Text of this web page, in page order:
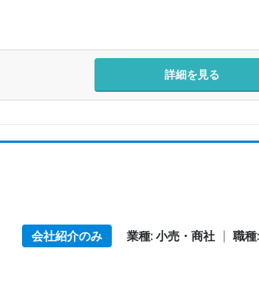
詳細を見る
会社紹介のみ 業種: 小売・商社 | 職